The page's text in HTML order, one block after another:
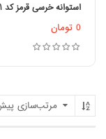
استوانه خرسی قرمز کد ۳۰۰۱
0 تومان